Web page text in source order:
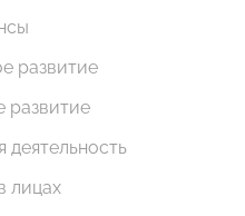
развитие
развитие
лицах